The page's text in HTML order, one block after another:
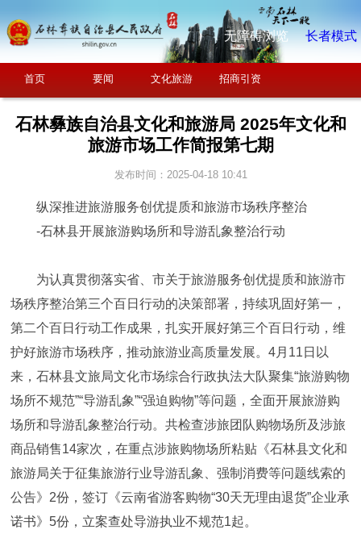
无障碍浏览 长者模式
首页 要闻 文化旅游 招商引资
石林彝族自治县文化和旅游局 2025年文化和
旅游市场工作简报第七期
发布时间：2025-04-18 10:41
纵深推进旅游服务创优提质和旅游市场秩序整治
-石林县开展旅游购场所和导游乱象整治行动
为认真贯彻落实省、市关于旅游服务创优提质和旅游市
场秩序整治第三个百日行动的决策部署，持续巩固好第一，
第二个百日行动工作成果，扎实开展好第三个百日行动，维
护好旅游市场秩序，推动旅游业高质量发展。4月11日以
来，石林县文旅局文化市场综合行政执法大队聚集“旅游购物
场所不规范”“导游乱象”“强迫购物”等问题，全面开展旅游购
场所和导游乱象整治行动。共检查涉旅团队购物场所及涉旅
商品销售14家次，在重点涉旅购物场所粘贴《石林县文化和
旅游局关于征集旅游行业导游乱象、强制消费等问题线索的
公告》2份，签订《云南省游客购物“30天无理由退货”企业承
诺书》5份，立案查处导游执业不规范1起。